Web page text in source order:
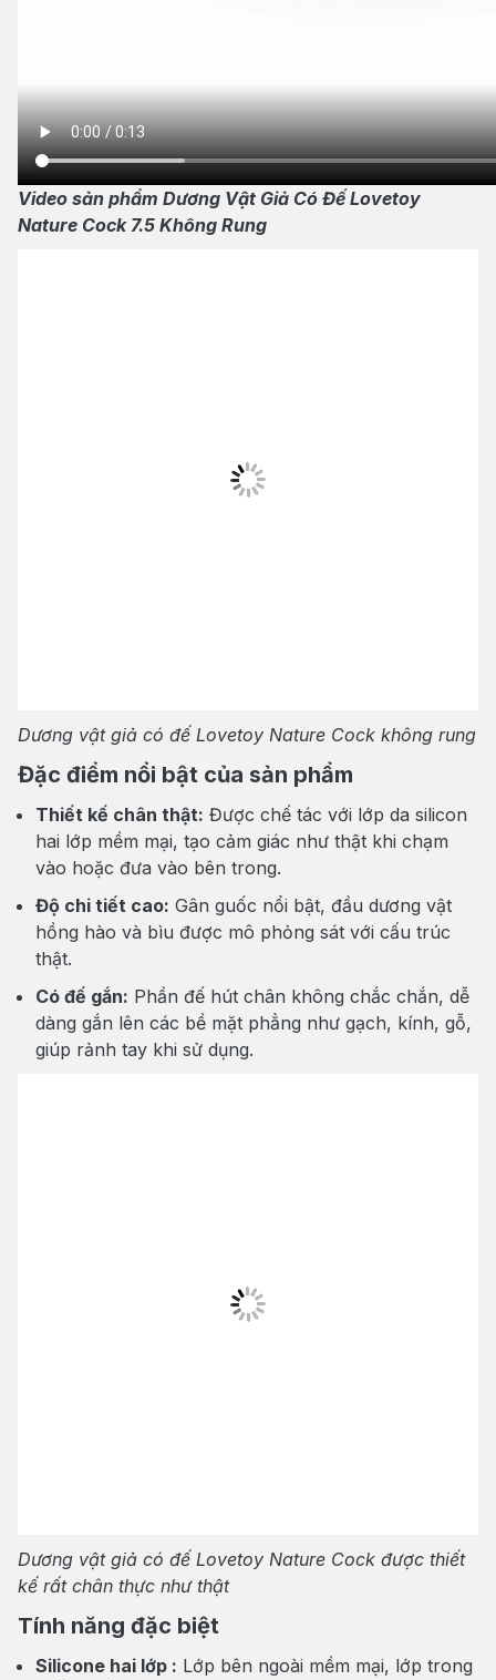
Video sản phẩm Dương Vật Giả Có Đế Lovetoy
Nature Cock 7.5 Không Rung
Dương vật giả có đế Lovetoy Nature Cock không rung
Đặc điểm nổi bật của sản phẩm
Thiết kế chân thật: Được chế tác với lớp da silicon
hai lớp mềm mại, tạo cảm giác như thật khi chạm
vào hoặc đưa vào bên trong.
Độ chi tiết cao: Gân guốc nổi bật, đầu dương vật
hồng hào và bìu được mô phỏng sát với cấu trúc
thật.
Có đế gắn: Phần đế hút chân không chắc chắn, dễ
dàng gắn lên các bề mặt phẳng như gạch, kính, gỗ,
giúp rảnh tay khi sử dụng.
Dương vật giả có đế Lovetoy Nature Cock được thiết
kế rất chân thực như thật
Tính năng đặc biệt
Silicone hai lớp : Lớp bên ngoài mềm mại, lớp trong